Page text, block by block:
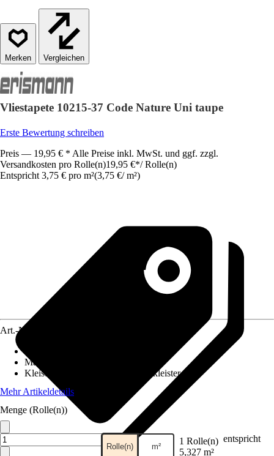
Vergleichen
Vliestapete 10215-37 Code Nature Uni taupe
Erste Bewertung schreiben
Preis — 19,95 € * Alle Preise inkl. MwSt. und ggf. zzgl.
Versandkosten pro Rolle(n)19,95 €*/ Rolle(n)
Entspricht 3,75 € pro m²(3,75 €/ m²)
Art.-Nr.
Maße (BxH)
Kleisterempfehlung
Vliestapetenkleister
Mehr Artikeldetails
Menge (Rolle(n))
Rolle(n) m² 1 Rolle(n) entspricht
5,327 m²